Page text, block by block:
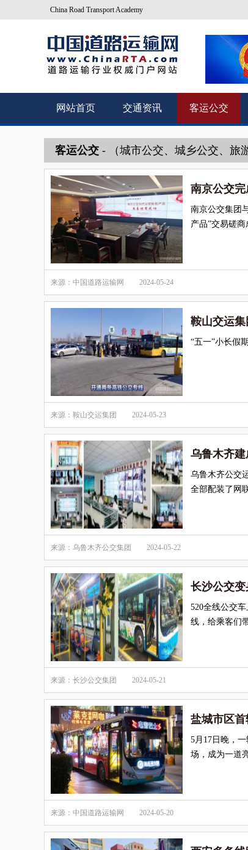
China Road Transport Academy
网站首页 交通资讯 客运公交
客运公交 - （城市公交、城乡公交、旅
南京公交
南京公交集团
产品”交易磋
来源：中国道路运输网 2024-05-24
鞍山交运
“五一”小长假
来源：鞍山交运集团 2024-05-23
乌鲁木齐
乌鲁木齐公交
全部配装了网
来源：乌鲁木齐公交集团 2024-05-22
长沙公交
520全线公交
线，给乘客们
来源：长沙公交集团 2024-05-21
盐城市区
5月17日晚，
场，成为一道
来源：中国道路运输网 2024-05-20